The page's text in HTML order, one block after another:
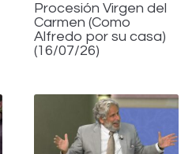
Procesión Virgen del
Carmen (Como
Alfredo por su casa)
(16/07/26)